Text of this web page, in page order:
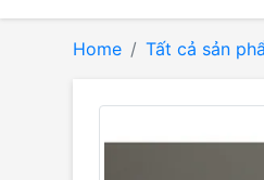
Home Tất cả sản